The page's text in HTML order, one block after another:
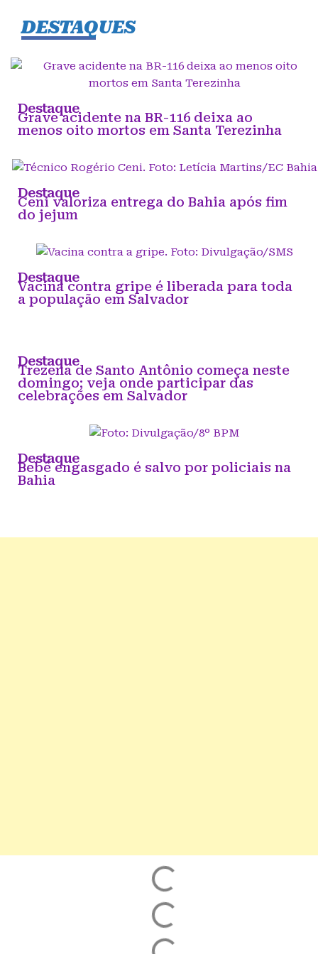
DESTAQUES
Destaque
Grave acidente na BR-116 deixa ao
menos oito mortos em Santa Terezinha
Destaque
Ceni valoriza entrega do Bahia após fim
do jejum
Destaque
Vacina contra gripe é liberada para toda
a população em Salvador
Destaque
Trezena de Santo Antônio começa neste
domingo; veja onde participar das
celebrações em Salvador
Destaque
Bebê engasgado é salvo por policiais na
Bahia